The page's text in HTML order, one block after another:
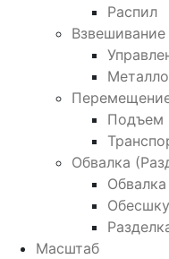
Распил
Подъем
Обвалка
Обвалка
Масштаб